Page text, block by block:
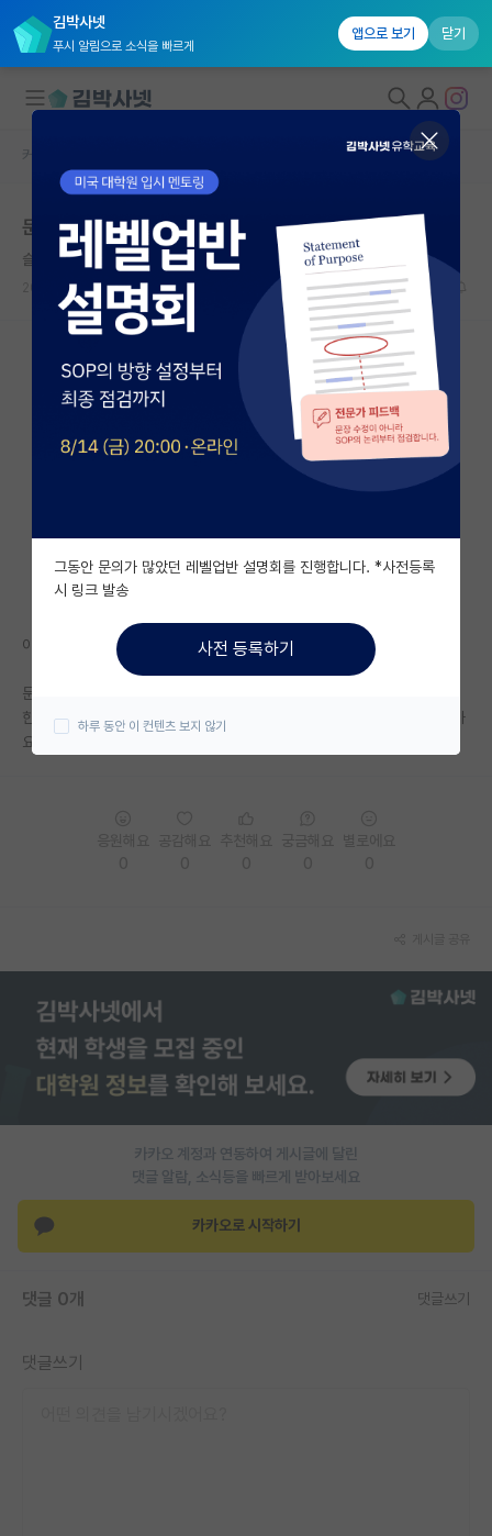
김박사넷
푸시 알림으로 소식을 빠르게
앱으로 보기 닫기
대학원생 모집
국내대학원 정보
연구실&오픈랩
커뮤니티
커뮤니티 홈
전체글보기
베스트 게시판
자유 게시판(아무개랩)
미국 유학 게시판
미국 대학원 합격 후기 게시판
대학원생 모집 게시판
연구실(PI) 홍보 게시판
임용 후기 게시판
PI 전용 게시판
인문사회 계열 게시판
반도체/AI 게시판
장학금/장학생 게시판
유학교육
커뮤니티 홈
문과 대학원
슬기로운 도스토예프스키
2023.02.03 0 1990
이공계는 보통 대학원 한곳씩 컨택하는거 같던데
문과 대학원도 그런가요??
한번에 여러곳 지원하고 붙은곳 골라가기 이런거는 너무 예의없는 행동일까
요?
카카오 계정과 연동하여 게시글에 달린
댓글 알람, 소식등을 빠르게 받아보세요
카카오로 시작하기
댓글 0개 댓글쓰기
댓글쓰기
그동안 문의가 많았던 레벨업반 설명회를 진행합니다. *사전등록
시 링크 발송
사전 등록하기
하루 동안 이 컨텐츠 보지 않기